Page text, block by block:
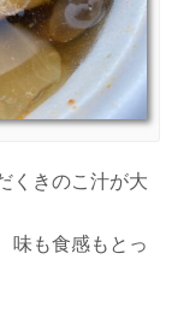
くきのこ汁が大
味も食感もとっ